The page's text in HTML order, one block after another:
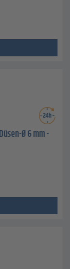
Ø 6 mm -